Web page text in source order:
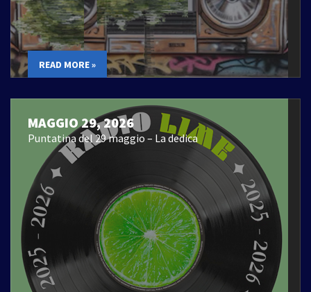
READ MORE »
MAGGIO 29, 2026
Puntatina del 29 maggio – La dedica